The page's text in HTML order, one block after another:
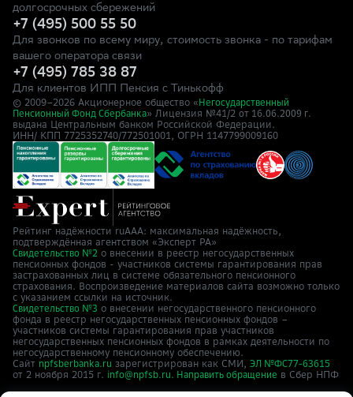
долгосрочных сбережений
+7 (495) 500 55 50
Для звонков по всему миру, стоимость звонка - по тарифам
вашего оператора связи
+7 (495) 785 38 87
Для клиентов ИПП Пенсия с Тинькофф
© 2009–2026 Акционерное общество « Негосударственный
Пенсионный Фонд Сбербанка» Лицензия №41/2 от 16.06.2009 г.
выдана Центральным банком Российской Федерации.
ИНН/ КПП 7725352740/772501001, ОГРН 1147799009160
Рейтинг надёжности ruAAA: максимальная надёжность,
подтверждённая агентством «Эксперт РА»
Свидетельство №2 о внесении в реестр негосударственных
пенсионных фондов - участников системы гарантирования прав
застрахованных лиц в системе обязательного пенсионного
страхования. Воспроизведение материалов сайта возможно только
с указанием ссылки на источник.
Свидетельство №3 о внесении негосударственного пенсионного
фонда в реестр негосударственных пенсионных фондов –
участников системы гарантирования прав участников
негосударственных пенсионных фондов в рамках деятельности по
негосударственному пенсионному обеспечению.
Сайт npfsberbanka.ru зарегистрирован как СМИ, ЭЛ №ФС77-63615
от 2 ноября 2015 г. info@npfsb.ru. Направить обращение в Cбер НПФ